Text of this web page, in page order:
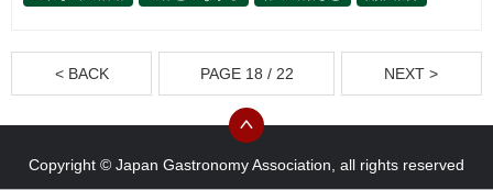
< BACK PAGE 18 / 22 NEXT >
Copyright © Japan Gastronomy Association, all rights reserved